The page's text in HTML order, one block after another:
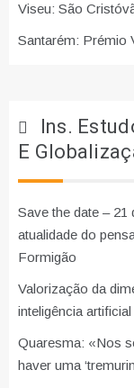
Viseu: São
Santarém: Prémio
Ins.
E
Save the date –
atualidade do
Formigão
Valorização da
inteligência artificial
Quaresma: «Nos
haver uma